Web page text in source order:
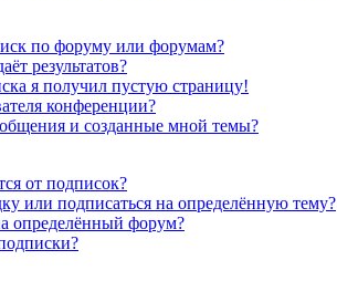
по форуму или форумам?
результатов?
я получил пустую страницу!
конференции?
и созданные мной темы?
от подписок?
или подписаться на определённую тему?
определённый форум?